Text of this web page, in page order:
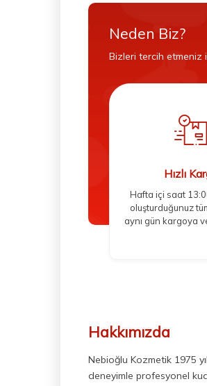
Neden Biz?
Bizleri tercih etmeniz
Hızlı
Hafta içi saat
oluşturduğunuz
aynı gün kargoya
Hakkımızda
Nebioğlu Kozmetik 1975
deneyimle profesyonel